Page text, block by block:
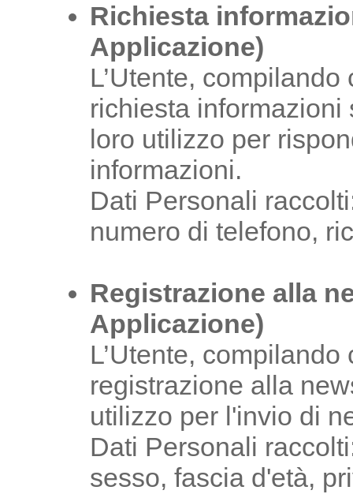
Richiesta
Applicazione)
L’Utente,
richiesta
loro utilizzo per
informazioni.
Dati Personali
numero di telefono,
Registrazione alla
Applicazione)
L’Utente,
registrazione alla
utilizzo per l'invio di
Dati Personali
sesso, fascia d'età,